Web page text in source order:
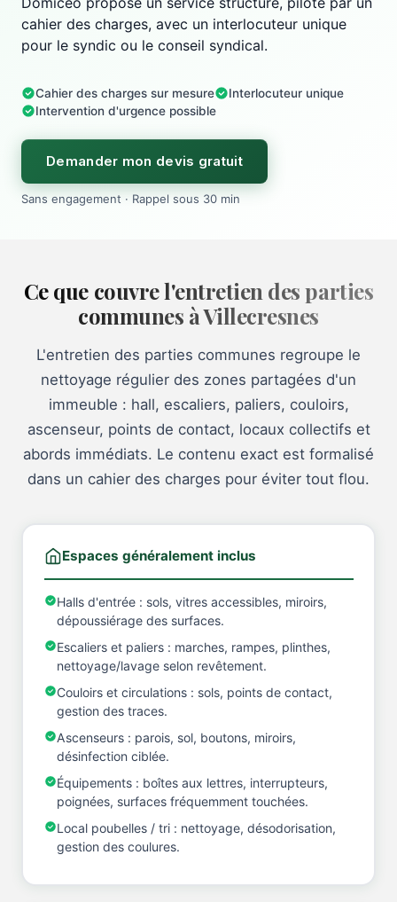
cahier des charges, avec un interlocuteur unique
pour le syndic ou le conseil syndical.
Cahier des charges sur mesure
Interlocuteur unique
Intervention d'urgence possible
Demander mon devis gratuit
Sans engagement · Rappel sous 30 min
Ce que couvre l'entretien des parties
communes à Villecresnes
L'entretien des parties communes regroupe le
nettoyage régulier des zones partagées d'un
immeuble : hall, escaliers, paliers, couloirs,
ascenseur, points de contact, locaux collectifs et
abords immédiats. Le contenu exact est formalisé
dans un cahier des charges pour éviter tout flou.
Espaces généralement inclus
Halls d'entrée : sols, vitres accessibles, miroirs,
dépoussiérage des surfaces.
Escaliers et paliers : marches, rampes, plinthes,
nettoyage/lavage selon revêtement.
Couloirs et circulations : sols, points de contact,
gestion des traces.
Ascenseurs : parois, sol, boutons, miroirs,
désinfection ciblée.
Équipements : boîtes aux lettres, interrupteurs,
poignées, surfaces fréquemment touchées.
Local poubelles / tri : nettoyage, désodorisation,
gestion des coulures.